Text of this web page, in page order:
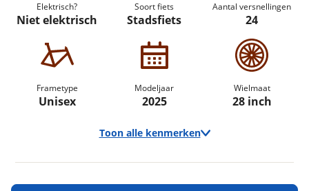
Elektrisch?
Niet elektrisch
Soort fiets
Stadsfiets
Aantal versnellingen
24
Frametype
Unisex
Modeljaar
2025
Wielmaat
28 inch
Toon alle kenmerken